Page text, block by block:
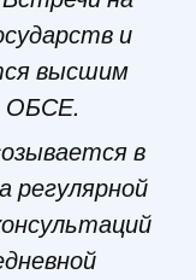
и
высшим
ОБСЕ.
в
регулярной